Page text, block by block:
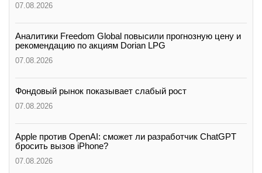
07.08.2026
Аналитики Freedom Global повысили прогнозную цену и
рекомендацию по акциям Dorian LPG
07.08.2026
Фондовый рынок показывает слабый рост
07.08.2026
Apple против OpenAI: сможет ли разработчик ChatGPT
бросить вызов iPhone?
07.08.2026